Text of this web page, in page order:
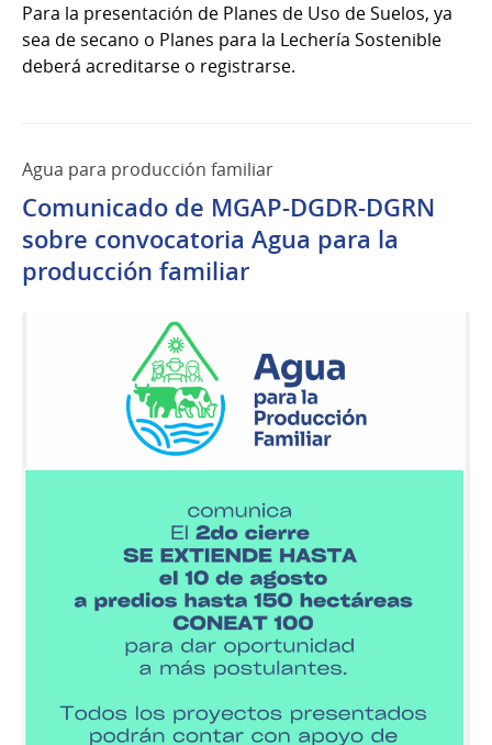
Para la presentación de Planes de Uso de Suelos, ya
sea de secano o Planes para la Lechería Sostenible
deberá acreditarse o registrarse.
Agua para producción familiar
Comunicado de MGAP-DGDR-DGRN
sobre convocatoria Agua para la
producción familiar